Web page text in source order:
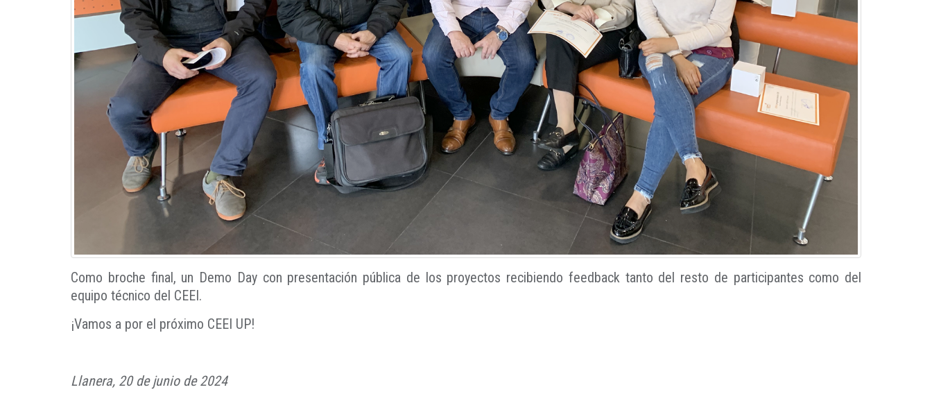
Como broche final, un Demo Day con presentación pública de los proyectos recibiendo feedback tanto del resto de participantes como del
equipo técnico del CEEI.
¡Vamos a por el próximo CEEI UP!
Llanera, 20 de junio de 2024